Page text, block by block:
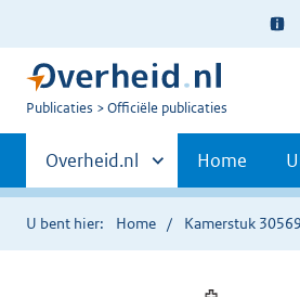
Ter
U
Publicaties Officiële publicaties
Primaire
navigatie
Andere
sites
binnen
Overheid.nl Home
U bent hier: Home Kamerstuk